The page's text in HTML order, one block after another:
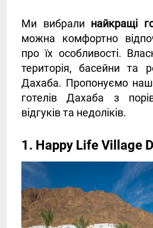
Ми вибрали найкращі
можна комфортно
про їх особливості.
територія, басейни та
Дахаба. Пропонуємо
готелів Дахаба з
відгуків та недоліків.
1. Happy Life Village